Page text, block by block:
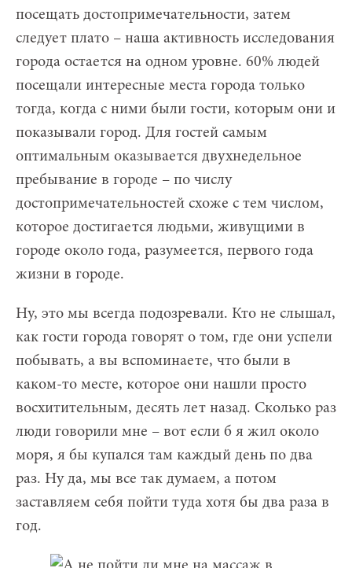
посещать достопримечательности, затем
следует плато – наша активность исследования
города остается на одном уровне. 60% людей
посещали интересные места города только
тогда, когда с ними были гости, которым они и
показывали город. Для гостей самым
оптимальным оказывается двухнедельное
пребывание в городе – по числу
достопримечательностей схоже с тем числом,
которое достигается людьми, живущими в
городе около года, разумеется, первого года
жизни в городе.
Ну, это мы всегда подозревали. Кто не слышал,
как гости города говорят о том, где они успели
побывать, а вы вспоминаете, что были в
каком-то месте, которое они нашли просто
восхитительным, десять лет назад. Сколько раз
люди говорили мне – вот если б я жил около
моря, я бы купался там каждый день по два
раз. Ну да, мы все так думаем, а потом
заставляем себя пойти туда хотя бы два раза в
год.